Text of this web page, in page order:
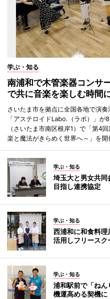
学ぶ・知る
南浦和で木管楽器コンサ
で共に音楽を楽しむ時間
さいたま市を拠点に全国各地で演
「アステロイドLabo.（ラボ）」
（さいたま市南区根岸1）で「第4
楽と魔法がきらめく世界へ～」を開
学ぶ・知る
埼玉大と男女共同
目指し連携協定
学ぶ・知る
西浦和に和食料
活用しフリースク
学ぶ・知る
浦和駅前で「ね
機運高める契機に